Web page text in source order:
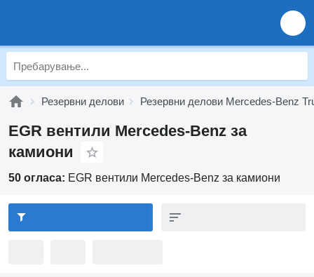
Резервни делови Резервни делови Mercedes-Benz
EGR вентили Mercedes-Benz за
камиони
50 огласа: EGR вентили Mercedes-Benz за камиони